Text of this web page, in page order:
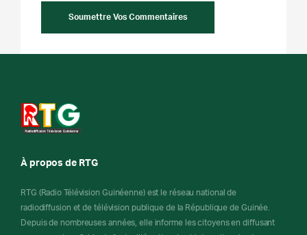
À propos de RTG
RTG (Radio Télévision Guinéenne) est le réseau national de
radiodiffusion et de télévision publique de la République de Guinée.
Depuis de nombreuses années, elle informe les citoyens en diffusant